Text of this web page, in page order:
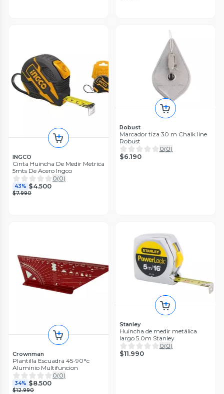
INGCO
Cinta Huincha De Medir Metrica
5mts De Acero Ingco
0(0)
43% $4.500
$7.990
Robust
Marcador tiza 30 m Chalk line
Robust
0(0)
$6.190
Crownman
Plantilla Escuadra 45-90°c
Aluminio Multifuncion
0(0)
34% $8.500
$12.990
Stanley
Huincha de medir metálica
largo 5.0m Stanley
0(0)
$11.990